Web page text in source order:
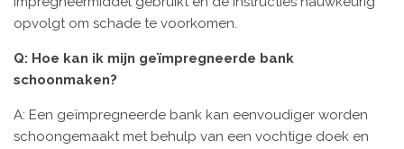
opvolgt om schade te voorkomen.
Q: Hoe kan ik mijn geïmpregneerde bank
schoonmaken?
A: Een geïmpregneerde bank kan eenvoudiger worden
schoongemaakt met behulp van een vochtige doek en